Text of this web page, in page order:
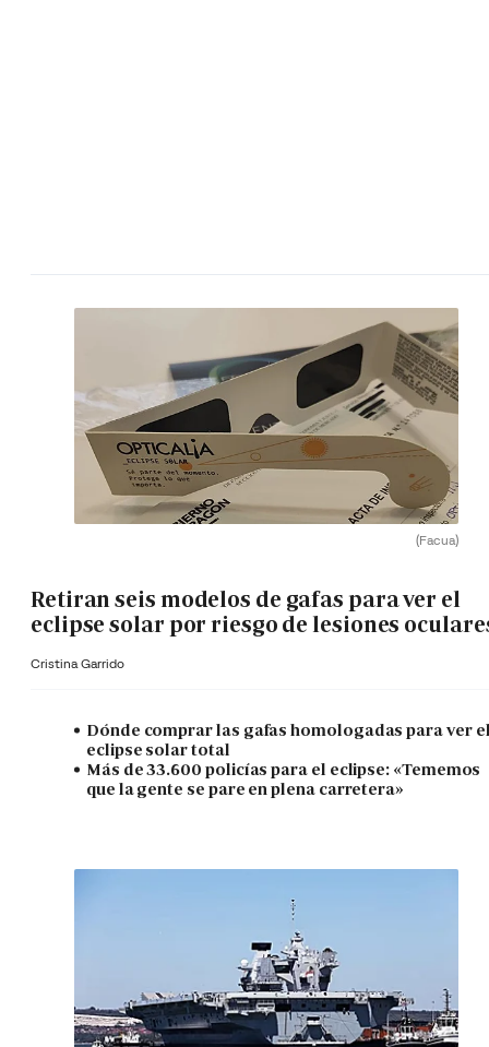
(Facua)
Retiran seis modelos de gafas para ver el
eclipse solar por riesgo de lesiones
Cristina Garrido
Dónde comprar las gafas homologadas para ver
eclipse solar total
Más de 33.600 policías para el eclipse: «Tememos
que la gente se pare en plena carretera»